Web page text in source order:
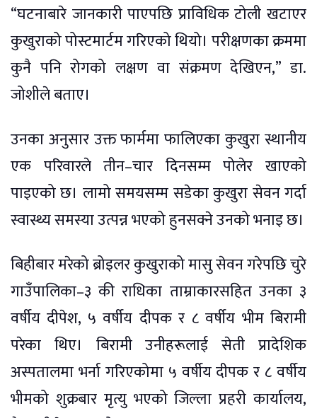
“घटनाबारे जानकारी पाएपछि प्राविधिक टोली खटाएर
कुखुराको पोस्टमार्टम गरिएको थियो। परीक्षणका क्रममा
कुनै पनि रोगको लक्षण वा संक्रमण देखिएन,” डा.
जोशीले बताए।
उनका अनुसार उक्त फार्ममा फालिएका कुखुरा स्थानीय
एक परिवारले तीन–चार दिनसम्म पोलेर खाएको
पाइएको छ। लामो समयसम्म सडेका कुखुरा सेवन गर्दा
स्वास्थ्य समस्या उत्पन्न भएको हुनसक्ने उनको भनाइ छ।
बिहीबार मरेको ब्रोइलर कुखुराको मासु सेवन गरेपछि चुरे
गाउँपालिका–३ की राधिका ताम्राकारसहित उनका ३
वर्षीय दीपेश, ५ वर्षीय दीपक र ८ वर्षीय भीम बिरामी
परेका थिए। बिरामी उनीहरूलाई सेती प्रादेशिक
अस्पतालमा भर्ना गरिएकोमा ५ वर्षीय दीपक र ८ वर्षीय
भीमको शुक्रबार मृत्यु भएको जिल्ला प्रहरी कार्यालय,